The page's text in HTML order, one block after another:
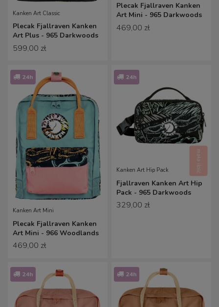
Kanken Art Classic
Plecak Fjallraven Kanken
Art Plus - 965 Darkwoods
599,00 zł
Plecak Fjallraven Kanken
Art Mini - 965 Darkwoods
469,00 zł
24h
Kanken Art Mini
Plecak Fjallraven Kanken
Art Mini - 966 Woodlands
469,00 zł
24h
mała ilość
Kanken Art Hip Pack
Fjallraven Kanken Art Hip
Pack - 965 Darkwoods
329,00 zł
24h 24h